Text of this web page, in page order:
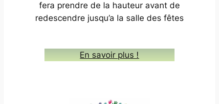
fera prendre de la hauteur avant de
redescendre jusqu’a la salle des fêtes
En savoir plus !